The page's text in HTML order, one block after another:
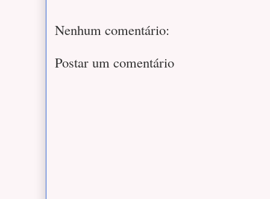
Nenhum comentário:
Postar um comentário